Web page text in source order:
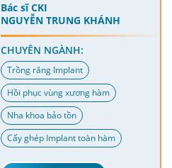
Bác sĩ CKI
NGUYỄN TRUNG KHÁNH
CHUYÊN NGÀNH:
Trồng răng Implant
Hồi phục vùng xương hàm
Nha khoa bảo tồn
Cấy ghép Implant toàn hàm